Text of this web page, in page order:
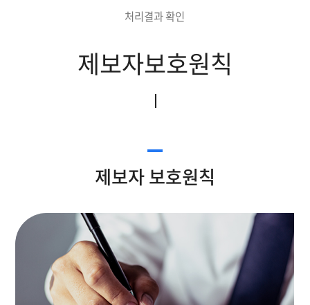
처리결과 확인
제보자보호원칙
제보자 보호원칙